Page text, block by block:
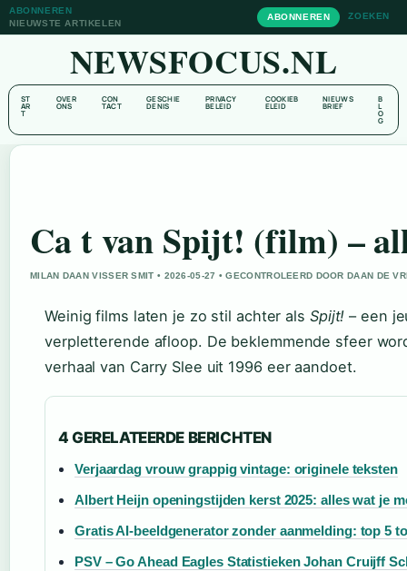
ABONNEREN
NIEUWSTE ARTIKELEN
ABONNEREN ZOEKEN
NEWSFOCUS.NL
ST
AR
T
OVER
ONS
CON
TACT
GESCHIE
DENIS
PRIVACY
BELEID
COOKIEB
ELEID
NIEUWS
BRIEF
B
L
O
G
Ca t van Spijt! (film) –
MILAN DAAN VISSER SMIT • 2026-05-27 • GECONTROLEERD DOOR DAAN DE
Weinig films laten je zo stil achter als Spijt! – een
verpletterende afloop. De beklemmende sfeer
verhaal van Carry Slee uit 1996 eer aandoet.
4 GERELATEERDE BERICHTEN
Verjaardag vrouw grappig vintage: originele teksten
Albert Heijn openingstijden kerst 2025: alles wat je
Gratis AI-beeldgenerator zonder aanmelding: top 5
PSV – Go Ahead Eagles Statistieken Johan Cruijff